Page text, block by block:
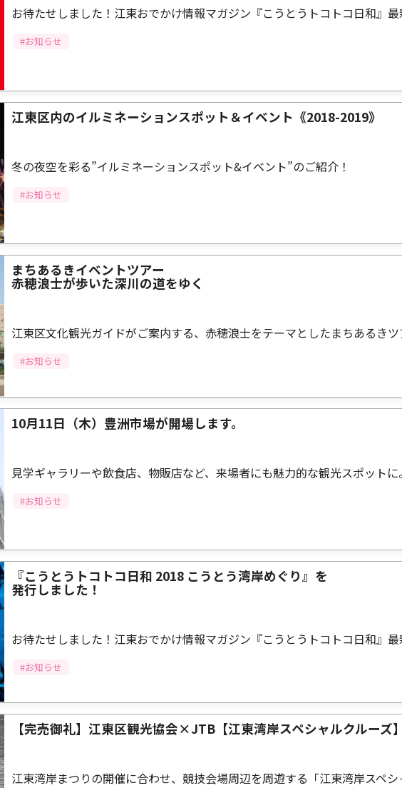
お待たせしました！江東おでかけ情報マガジン『こうとうトコトコ日和』最
#お知らせ
江東区内のイルミネーションスポット＆イベント《2018-2019》
冬の夜空を彩る”イルミネーションスポット&イベント”のご紹介！
#お知らせ
まちあるきイベントツアー
赤穂浪士が歩いた深川の道をゆく
江東区文化観光ガイドがご案内する、赤穂浪士をテーマとしたまちあるきツ
#お知らせ
10月11日（木）豊洲市場が開場します。
見学ギャラリーや飲食店、物販店など、来場者にも魅力的な観光スポットに。
#お知らせ
『こうとうトコトコ日和 2018 こうとう湾岸めぐり』を
発行しました！
お待たせしました！江東おでかけ情報マガジン『こうとうトコトコ日和』最
#お知らせ
【完売御礼】江東区観光協会×JTB【江東湾岸スペシャルクルーズ】
江東湾岸まつりの開催に合わせ、競技会場周辺を周遊する「江東湾岸スペシ